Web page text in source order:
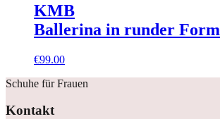
KMB
Ballerina in runder Form
€99.00
Schuhe für Frauen
Kontakt